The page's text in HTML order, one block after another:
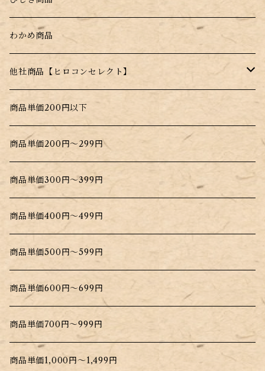
薄焼きせんべい【昆布＋帆立】
塩ふきひじき【塩昆布だけじゃない！】
水戻し不要！料理にそのまま入れるだけ！
わかめ商品
他社商品【ヒロコンセレクト】
北海道根こんぶだし
大間生まれのこんぶだし
商品単価200円以下
商品単価200円～299円
商品単価300円～399円
商品単価400円～499円
商品単価500円～599円
商品単価600円～699円
商品単価700円～999円
商品単価1,000円～1,499円